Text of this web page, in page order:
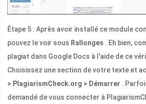
Étape 5 : Après avoir installé ce module
pouvez le voir sous Rallonges . Eh bien,
plagiat dans Google Docs à l'aide de ce
Choisissez une section de votre texte et
> PlagiarismCheck.org > Démarrer .
demandé de vous connecter à